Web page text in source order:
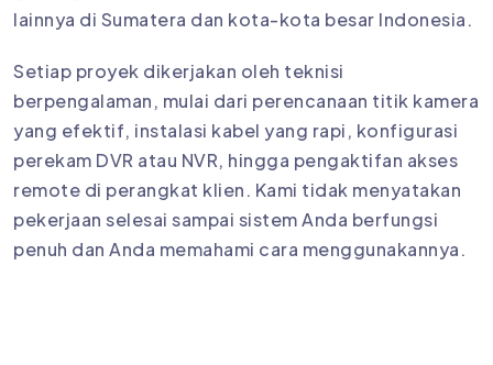
lainnya di Sumatera dan kota-kota besar Indonesia.
Setiap proyek dikerjakan oleh teknisi
berpengalaman, mulai dari perencanaan titik kamera
yang efektif, instalasi kabel yang rapi, konfigurasi
perekam DVR atau NVR, hingga pengaktifan akses
remote di perangkat klien. Kami tidak menyatakan
pekerjaan selesai sampai sistem Anda berfungsi
penuh dan Anda memahami cara menggunakannya.